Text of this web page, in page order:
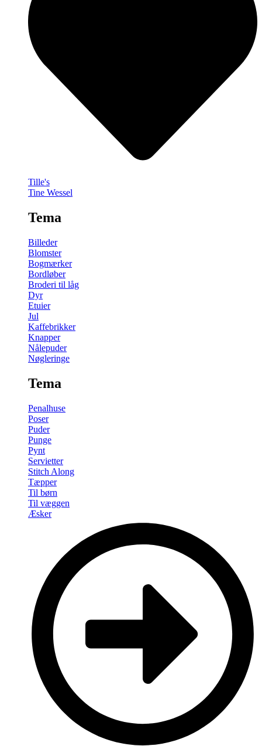
Tille's
Tine Wessel
Tema
Billeder
Blomster
Bogmærker
Bordløber
Broderi til låg
Dyr
Etuier
Jul
Kaffebrikker
Knapper
Nålepuder
Nøgleringe
Tema
Penalhuse
Poser
Puder
Punge
Pynt
Servietter
Stitch Along
Tæpper
Til børn
Til væggen
Æsker